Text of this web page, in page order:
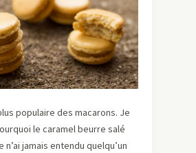
populaire des macarons. Je
le caramel beurre salé
n’ai jamais entendu quelqu’un